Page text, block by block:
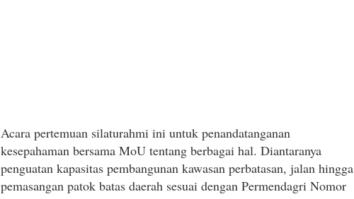
Acara pertemuan silaturahmi ini untuk penandatanganan
kesepahaman bersama MoU tentang berbagai hal. Diantaranya
penguatan kapasitas pembangunan kawasan perbatasan, jalan hingga
pemasangan patok batas daerah sesuai dengan Permendagri Nomor